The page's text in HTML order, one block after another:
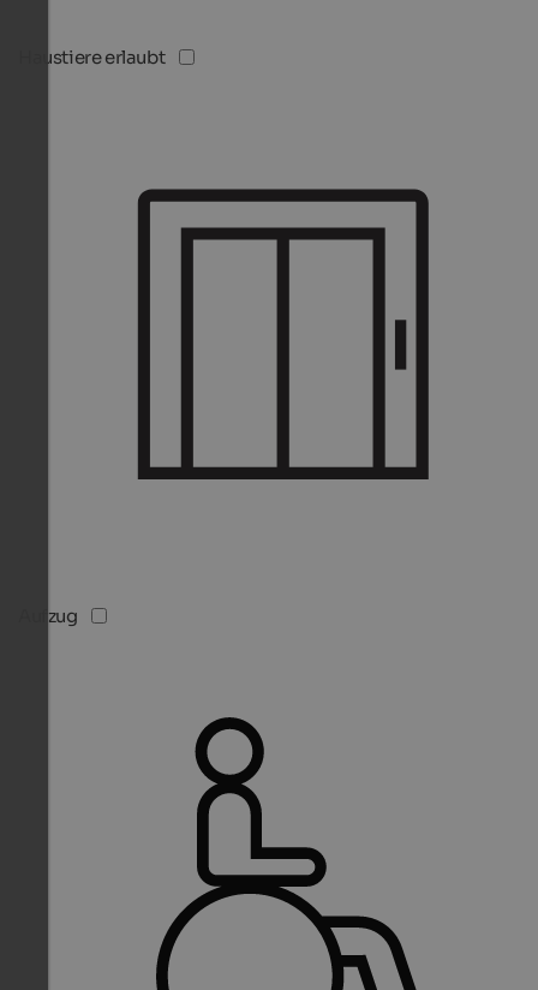
Haustiere erlaubt
Aufzug